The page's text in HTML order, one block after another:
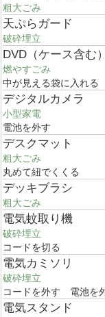
粗大ごみ
天ぷらガード
破砕埋立
DVD（ケース含む）
燃やすごみ
中が見える袋に入れる
デジタルカメラ
小型家電
電池を外す
デスクマット
粗大ごみ
丸めて紐でくくる
デッキブラシ
粗大ごみ
電気蚊取り機
破砕埋立
コードを切る
電気カミソリ
破砕埋立
コードを外す 電池を
電気スタンド